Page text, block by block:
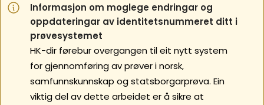
Informasjon om moglege endringar og
oppdateringar av identitetsnummeret ditt i
prøvesystemet
HK-dir førebur overgangen til eit nytt system
for gjennomføring av prøver i norsk,
samfunnskunnskap og statsborgarprøva. Ein
viktig del av dette arbeidet er å sikre at